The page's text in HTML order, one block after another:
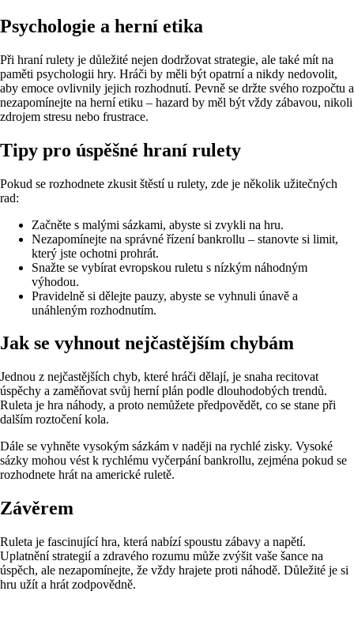
Psychologie a herní etika
Při hraní rulety je důležité nejen dodržovat strategie, ale také mít na
paměti psychologii hry. Hráči by měli být opatrní a nikdy nedovolit,
aby emoce ovlivnily jejich rozhodnutí. Pevně se držte svého rozpočtu a
nezapomínejte na herní etiku – hazard by měl být vždy zábavou, nikoli
zdrojem stresu nebo frustrace.
Tipy pro úspěšné hraní rulety
Pokud se rozhodnete zkusit štěstí u rulety, zde je několik užitečných
rad:
Začněte s malými sázkami, abyste si zvykli na hru.
Nezapomínejte na správné řízení bankrollu – stanovte si limit,
který jste ochotni prohrát.
Snažte se vybírat evropskou ruletu s nízkým náhodným
výhodou.
Pravidelně si dělejte pauzy, abyste se vyhnuli únavě a
unáhleným rozhodnutím.
Jak se vyhnout nejčastějším chybám
Jednou z nejčastějších chyb, které hráči dělají, je snaha recitovat
úspěchy a zaměňovat svůj herní plán podle dlouhodobých trendů.
Ruleta je hra náhody, a proto nemůžete předpovědět, co se stane při
dalším roztočení kola.
Dále se vyhněte vysokým sázkám v naději na rychlé zisky. Vysoké
sázky mohou vést k rychlému vyčerpání bankrollu, zejména pokud se
rozhodnete hrát na americké ruletě.
Závěrem
Ruleta je fascinující hra, která nabízí spoustu zábavy a napětí.
Uplatnění strategií a zdravého rozumu může zvýšit vaše šance na
úspěch, ale nezapomínejte, že vždy hrajete proti náhodě. Důležité je si
hru užít a hrát zodpovědně.